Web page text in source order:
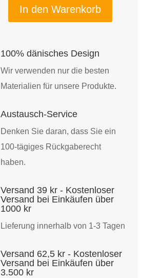
In den Warenkorb
100% dänisches Design
Wir verwenden nur die besten
Materialien für unsere Produkte.
Austausch-Service
Denken Sie daran, dass Sie ein
100-tägiges Rückgaberecht
haben.
Versand 39 kr - Kostenloser
Versand bei Einkäufen über
1000 kr
Lieferung innerhalb von 1-3 Tagen
Versand 62,5 kr - Kostenloser
Versand bei Einkäufen über
3.500 kr